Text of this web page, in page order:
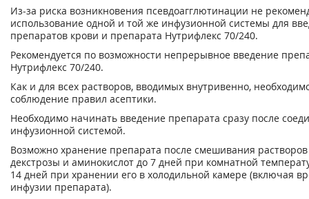
Из-за риска возникновения псевдоагглютинации не
использование одной и той же инфузионной системы для
препаратов крови и препарата Нутрифлекс 70/240.
Рекомендуется по возможности непрерывное введение
Нутрифлекс 70/240.
Как и для всех растворов, вводимых внутривенно,
соблюдение правил асептики.
Необходимо начинать введение препарата сразу после
инфузионной системой.
Возможно хранение препарата после смешивания растворов
декстрозы и аминокислот до 7 дней при комнатной
14 дней при хранении его в холодильной камере (включая
инфузии препарата).